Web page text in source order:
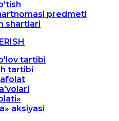
predmeti
shartlari
tartibi
tartibi
aksiyasi